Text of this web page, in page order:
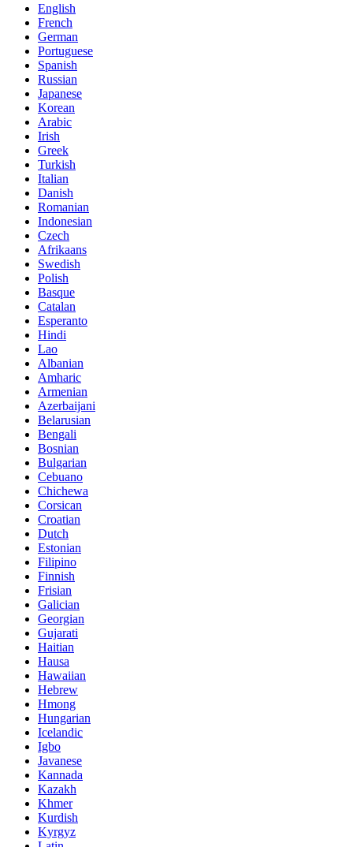
English
French
German
Portuguese
Spanish
Russian
Japanese
Korean
Arabic
Irish
Greek
Turkish
Italian
Danish
Romanian
Indonesian
Czech
Afrikaans
Swedish
Polish
Basque
Catalan
Esperanto
Hindi
Lao
Albanian
Amharic
Armenian
Azerbaijani
Belarusian
Bengali
Bosnian
Bulgarian
Cebuano
Chichewa
Corsican
Croatian
Dutch
Estonian
Filipino
Finnish
Frisian
Galician
Georgian
Gujarati
Haitian
Hausa
Hawaiian
Hebrew
Hmong
Hungarian
Icelandic
Igbo
Javanese
Kannada
Kazakh
Khmer
Kurdish
Kyrgyz